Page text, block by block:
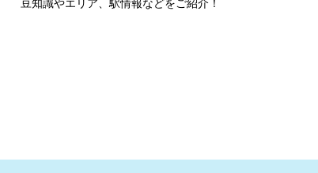
豆知識やエリア、駅情報などをご紹介！